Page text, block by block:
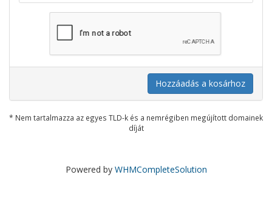
Hozzáadás a kosárhoz
* Nem tartalmazza az egyes TLD-k és a nemrégiben megújított domainek
díját
Powered by WHMCompleteSolution